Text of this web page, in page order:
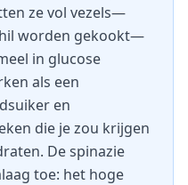
ze vol vezels—
worden gekookt—
in glucose
als een
en
die je zou krijgen
De spinazie
toe: het hoge